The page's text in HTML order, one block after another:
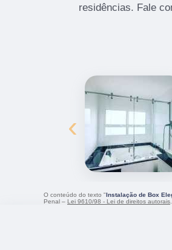
residências. Fale
‹
O conteúdo do texto "Instalação de Box
Penal – Lei 9610/98 - Lei de direitos autorais